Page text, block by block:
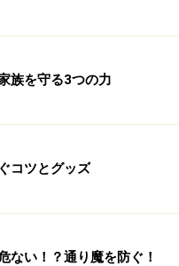
族を守る3つの力
コツとグッズ
ない！？通り魔を防ぐ！